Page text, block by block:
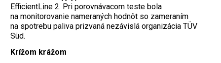
EfficientLine 2. Pri porovnávacom teste bola
na monitorovanie nameraných hodnôt so zameraním
na spotrebu paliva prizvaná nezávislá organizácia TÜV
Süd.
Krížom krážom